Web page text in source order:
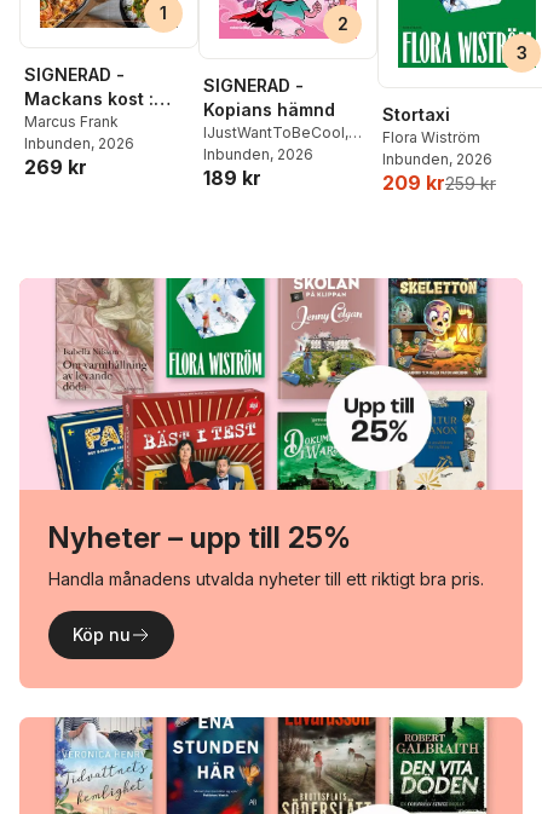
1
SIGNERAD -
Mackans kost :
Middagar och
matlådor
Marcus Frank
Inbunden, 2026
269 kr
2
SIGNERAD -
Kopians hämnd
IJustWantToBeCool,
Joel Adolphson
Ejdemo Beer
Inbunden, 2026
189 kr
3
Stortaxi
Flora Wiström
Inbunden, 2026
209 kr259 kr
Nyheter – upp till 25%
Handla månadens utvalda nyheter till ett riktigt bra pris.
Köp nu